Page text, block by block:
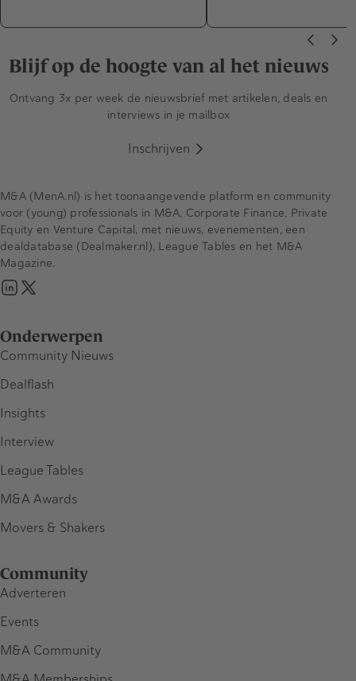
Blijf op de hoogte van al het nieuws
Ontvang 3x per week de nieuwsbrief met artikelen, deals en
interviews in je mailbox
Inschrijven
Onderwerpen
Community Nieuws
Dealflash
Insights
Interview
League Tables
M&A Awards
Movers & Shakers
Community
Adverteren
Events
M&A Community
M&A (MenA.nl) is het toonaangevende platform en community
voor (young) professionals in M&A, Corporate Finance, Private
Equity en Venture Capital, met nieuws, evenementen, een
dealdatabase (Dealmaker.nl), League Tables en het M&A
Magazine.